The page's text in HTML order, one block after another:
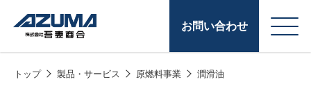
お問い合わせ
トップ 製品・サービス 原燃料事業 潤滑油